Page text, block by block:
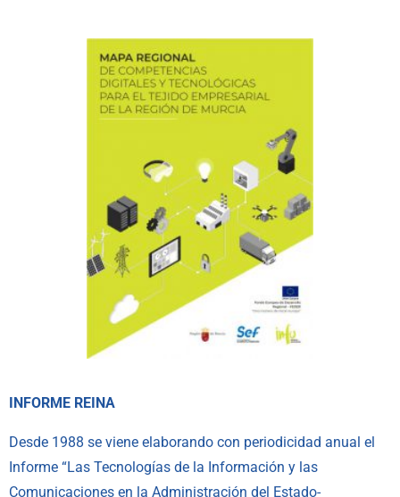
INFORME REINA
Desde 1988 se viene elaborando con periodicidad anual el
Informe “Las Tecnologías de la Información y las
Comunicaciones en la Administración del Estado-